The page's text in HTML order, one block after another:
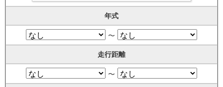
年式
〜
走行距離
〜